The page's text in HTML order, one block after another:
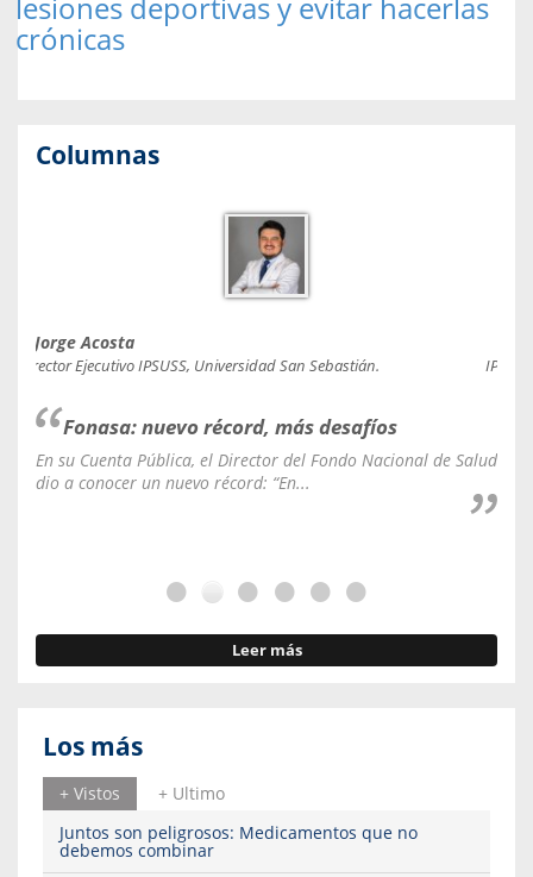
crónicas
Columnas
Jorge Acosta
Director Ejecutivo IPSUSS, Universidad San Sebastián.
Fonasa: nuevo récord, más desafíos
En su Cuenta Pública, el Director del Fondo Nacional de Salud
dio a conocer un nuevo récord: “En...
Leer más
Los más
+ Vistos
+ Ultimo
Juntos son peligrosos: Medicamentos que no
debemos combinar